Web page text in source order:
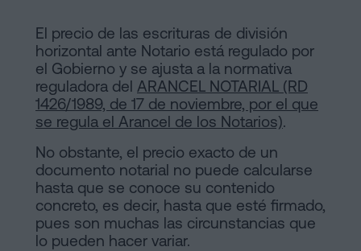
El precio de las escrituras de división
horizontal ante Notario está regulado por
el Gobierno y se ajusta a la normativa
reguladora del ARANCEL NOTARIAL (RD
1426/1989, de 17 de noviembre, por el que
se regula el Arancel de los Notarios).
No obstante, el precio exacto de un
documento notarial no puede calcularse
hasta que se conoce su contenido
concreto, es decir, hasta que esté firmado,
pues son muchas las circunstancias que
lo pueden hacer variar.